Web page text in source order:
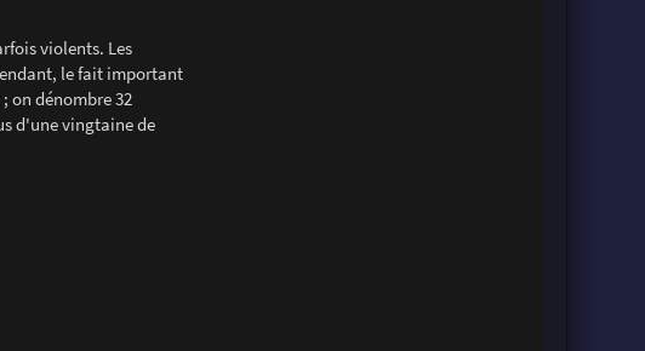
violents. Les
le fait important
on dénombre 32
d'une vingtaine de